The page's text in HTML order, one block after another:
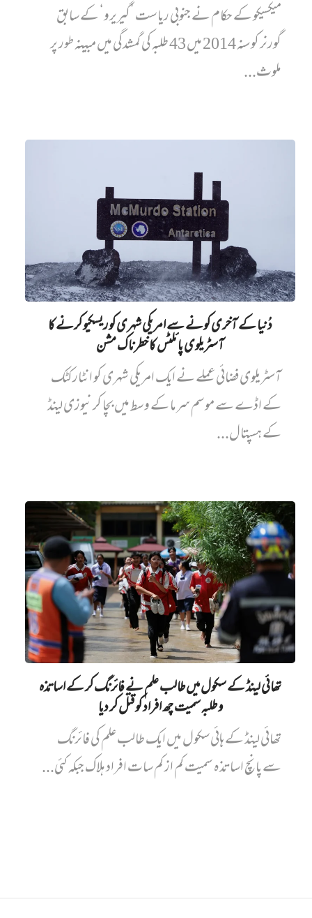
میکسیکو کے حکام نے جنوبی ریاست ’گیریرو‘ کے سابق
گورنر کو سنہ 2014 میں 43 طلبہ کی گمشدگی میں مبینہ طور پر
ملوث...
دُنیا کے آخری کونے سے امریکی شہری کو ریسکیو کرنے کا
آسٹریلوی پائلٹس کا خطرناک مشن
آسٹریلوی فضائی عملے نے ایک امریکی شہری کو انٹارکٹک
کے اڈے سے موسم سرما کے وسط میں بچا کر نیوزی لینڈ
کے ہسپتال...
تھائی لینڈ کے سکول میں طالب علم نے فائرنگ کر کے اساتذہ
و طلبہ سمیت چھ افراد کو قتل کر دیا
تھائی لینڈ کے ہائی سکول میں ایک طالب علم کی فائرنگ
سے پانچ اساتذہ سمیت کم از کم سات افراد ہلاک جبکہ کئی...